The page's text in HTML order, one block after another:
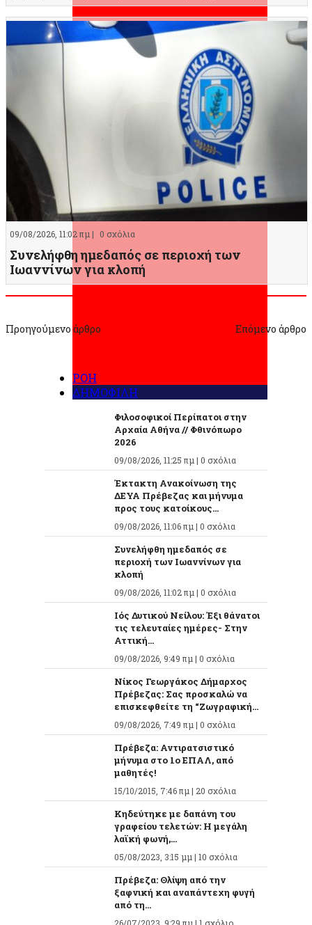
09/08/2026, 11:02 πμ | 0 σχόλια
Συνελήφθη ημεδαπός σε περιοχή των
Ιωαννίνων για κλοπή
Προηγούμενο άρθρο Επόμενο άρθρο
ΡΟΗ
ΔΗΜΟΦΙΛΗ
Φιλοσοφικοί Περίπατοι στην
Αρχαία Αθήνα // Φθινόπωρο
2026
09/08/2026, 11:25 πμ | 0 σχόλια
Έκτακτη Ανακοίνωση της
ΔΕΥΑ Πρέβεζας και μήνυμα
προς τους κατοίκους...
09/08/2026, 11:06 πμ | 0 σχόλια
Συνελήφθη ημεδαπός σε
περιοχή των Ιωαννίνων για
κλοπή
09/08/2026, 11:02 πμ | 0 σχόλια
Ιός Δυτικού Νείλου: Έξι θάνατοι
τις τελευταίες ημέρες- Στην
Αττική...
09/08/2026, 9:49 πμ | 0 σχόλια
Νίκος Γεωργάκος Δήμαρχος
Πρέβεζας: Σας προσκαλώ να
επισκεφθείτε τη “Ζωγραφική...
09/08/2026, 7:49 πμ | 0 σχόλια
Πρέβεζα: Αντιρατσιστικό
μήνυμα στο 1ο ΕΠΑΛ, από
μαθητές!
15/10/2015, 7:46 πμ | 20 σχόλια
Κηδεύτηκε με δαπάνη του
γραφείου τελετών: Η μεγάλη
λαϊκή φωνή,...
05/08/2023, 3:15 μμ | 10 σχόλια
Πρέβεζα: Θλίψη από την
ξαφνική και αναπάντεχη φυγή
από τη...
26/07/2023, 9:29 πμ | 1 σχόλιο